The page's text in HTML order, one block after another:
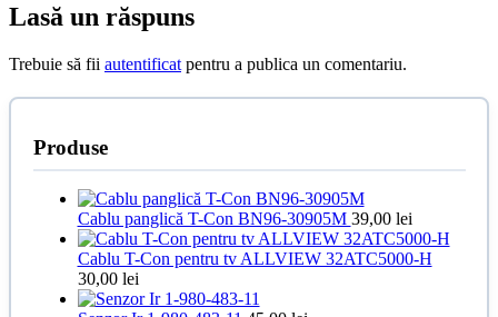
Lasă un răspuns
Trebuie să fii autentificat pentru a publica un comentariu.
Produse
Cablu panglică T-Con BN96-30905M 39,00 lei
Cablu T-Con pentru tv ALLVIEW 32ATC5000-H
30,00 lei